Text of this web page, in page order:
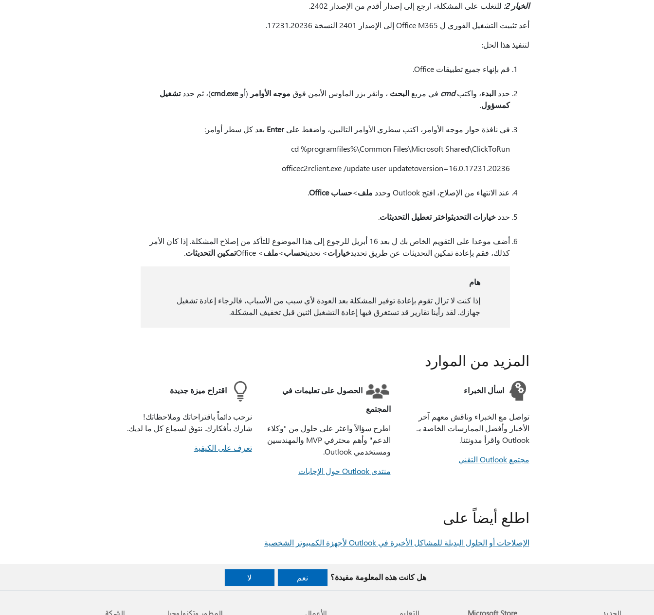
الخيار 2:
للتغلب على المشكلة، ارجع إلى إصدار أقدم من الإصدار 2402.
أعد تثبيت التشغيل الفوري ل Office M365 إلى الإصدار 2401 النسخة 17231.20236.
لتنفيذ هذا الحل:
قم بإنهاء جميع تطبيقات Office.
حددالبدء، واكتبcmd في مربعالبحث ، وانقر بزر الماوس الأيمن فوق موجه الأوامر (أوcmd.exe)، ثم حددتشغيل
كمسؤول.
في نافذة حوار موجه الأوامر، اكتب سطري الأوامر التاليين، واضغط علىEnter بعد كل سطر أوامر:
cd %programfiles%\Common Files\Microsoft Shared\ClickToRun
officec2rclient.exe /update user updatetoversion=16.0.17231.20236
عند الانتهاء من الإصلاح، افتح Outlook وحدد ملف>حساب Office .
حددخيارات التحديثواختر تعطيل التحديثات.
أضف موعدا على التقويم الخاص بك ل بعد 16 أبريل للرجوع إلى هذا الموضوع للتأكد من إصلاح المشكلة. إذا كان الأمر
كذلك، فقم بإعادة تمكين التحديثات عن طريق تحديدخيارات> تحديثحساب>ملف> Office تمكين التحديثات.
هام
إذا كنت لا تزال تقوم بإعادة توفير المشكلة بعد العودة لأي سبب من الأسباب، فالرجاء إعادة تشغيل
جهازك. لقد رأينا تقارير قد تستغرق فيها إعادة التشغيل اثنين قبل تخفيف المشكلة.
المزيد من الموارد
اسأل الخبراء
تواصل مع الخبراء وناقش معهم آخر
الأخبار وأفضل الممارسات الخاصة بـ
Outlook واقرأ مدونتنا.
مجتمع Outlook التقني
الحصول على تعليمات في
المجتمع
اطرح سؤالاً واعثر على حلول من "وكلاء
الدعم" وأهم محترفي MVP والمهندسين
ومستخدمي Outlook.
منتدى Outlook حول الإجابات
اقتراح ميزة جديدة
نرحب دائماً باقتراحاتك وملاحظاتك!
شارك بأفكارك. نتوق لسماع كل ما لديك.
‏تعرف على الكيفية
اطلع أيضاً على
الإصلاحات أو الحلول البديلة للمشاكل الأخيرة في Outlook لأجهزة الكمبيوتر الشخصية
هل كانت هذه المعلومة مفيدة؟ نعم لا
الجديد Microsoft Store التعليم الأعمال المطور وتكنولوجيا الشركة